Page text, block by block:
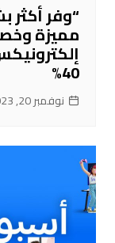
“وفر
مميزة
40%
نوفمبر 20, 2023